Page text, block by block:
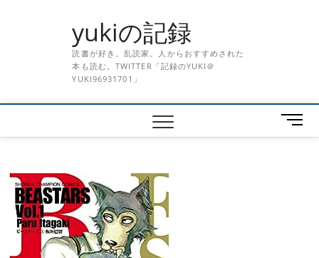
yukiの記録
読書が好き。乱読家。人からおすすめされた
本も読む。TWITTER「記録のYUKI＠
YUKI96931701」
メ
ニ